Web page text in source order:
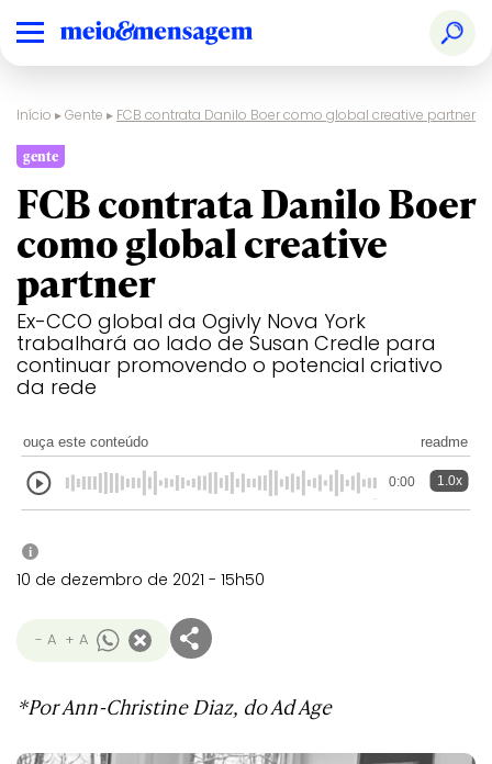
Início ▸Gente ▸ FCB contrata Danilo Boer como global creative partner
gente
FCB contrata Danilo Boer
como global creative
partner
Ex-CCO global da Ogivly Nova York
trabalhará ao lado de Susan Credle para
continuar promovendo o potencial criativo
da rede
ouça este conteúdo readme
0:00 1.0x
i
10 de dezembro de 2021 - 15h50
- A + A
*Por Ann-Christine Diaz, do Ad Age